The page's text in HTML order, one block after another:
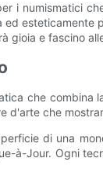
i numismatici
gioia e fascino
che
d'arte che
di una
à-Jour. Ogni